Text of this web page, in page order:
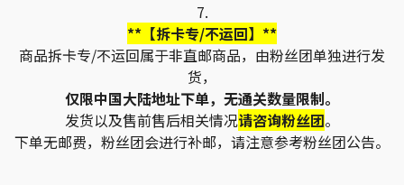
7.
**【拆卡专/不运回】**
商品拆卡专/不运回属于非直邮商品，由粉丝团单独进行发
货，
仅限中国大陆地址下单，无通关数量限制。
发货以及售前售后相关情况请咨询粉丝团。
下单无邮费，粉丝团会进行补邮，请注意参考粉丝团公告。